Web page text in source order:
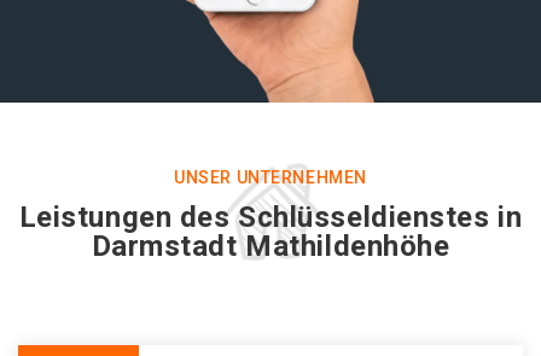
UNSER UNTERNEHMEN
Leistungen des Schlüsseldienstes in
Darmstadt Mathildenhöhe